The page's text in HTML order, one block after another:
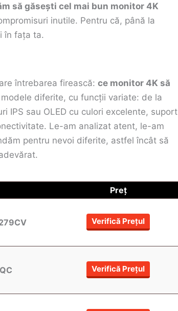
să găsești cel mai bun monitor 4K
inutile. Pentru că, până la
în fața ta.
întrebarea firească:ce monitor 4K să
diferite, cu funcții variate: de la
IPS sau OLED cu culori excelente, suport
Le-am analizat atent, le-am
pentru nevoi diferite, astfel încât să
Preț
Verifică Prețul
Verifică Prețul